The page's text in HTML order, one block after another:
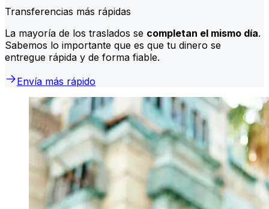
Transferencias más rápidas
La mayoría de los traslados se completan el mismo día.
Sabemos lo importante que es que tu dinero se
entregue rápida y de forma fiable.
Envía más rápido